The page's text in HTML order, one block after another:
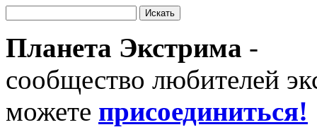
Планета Экстрима -
сообщество любителей
можете присоединиться!